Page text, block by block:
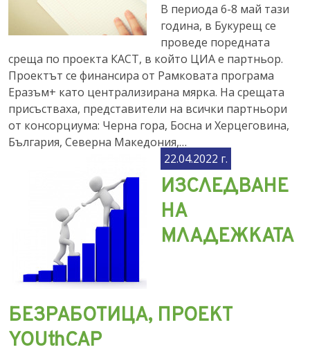
В периода 6-8 май тази
година, в Букурещ се
проведе поредната
среща по проекта КАСТ, в който ЦИА е партньор.
Проектът се финансира от Рамковата програма
Еразъм+ като централизирана мярка. На срещата
присъстваха, представители на всички партньори
от консорциума: Черна гора, Босна и Херцеговина,
България, Северна Македония,…
22.04.2022 г.
ИЗСЛЕДВАНЕ
НА
МЛАДЕЖКАТА
БЕЗРАБОТИЦА, ПРОЕКТ
YOUthCAP